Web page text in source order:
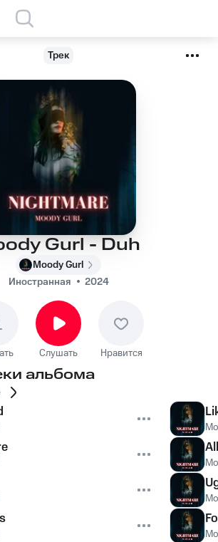
Трек
Gurl - Duh
Moody Gurl
Иностранная
2024
Слушать Нравится
альбома